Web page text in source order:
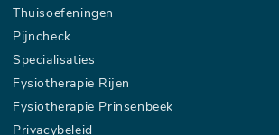
Thuisoefeningen
Pijncheck
Specialisaties
Fysiotherapie Rijen
Fysiotherapie Prinsenbeek
Privacybeleid